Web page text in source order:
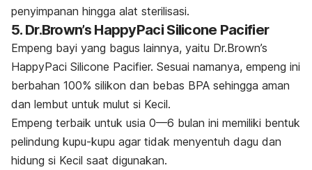
penyimpanan hingga alat sterilisasi.
5. Dr.Brown’s HappyPaci Silicone Pacifier
Empeng bayi yang bagus lainnya, yaitu Dr.Brown’s
HappyPaci Silicone Pacifier. Sesuai namanya, empeng ini
berbahan 100% silikon dan bebas BPA sehingga aman
dan lembut untuk mulut si Kecil.
Empeng terbaik untuk usia 0—6 bulan ini memiliki bentuk
pelindung kupu-kupu agar tidak menyentuh dagu dan
hidung si Kecil saat digunakan.